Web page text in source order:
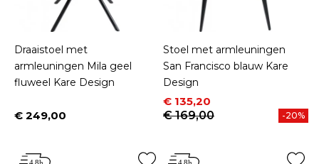
Draaistoel met
armleuningen Mila geel
fluweel Kare Design
Prijs
€ 249,00
Stoel met armleuningen
San Francisco blauw Kare
Design
Prijs
€ 135,20
Normale prijs
€ 169,00
-20%